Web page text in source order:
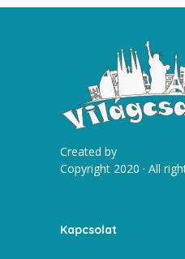
Created by
Copyright 2020 · All
Kapcsolat